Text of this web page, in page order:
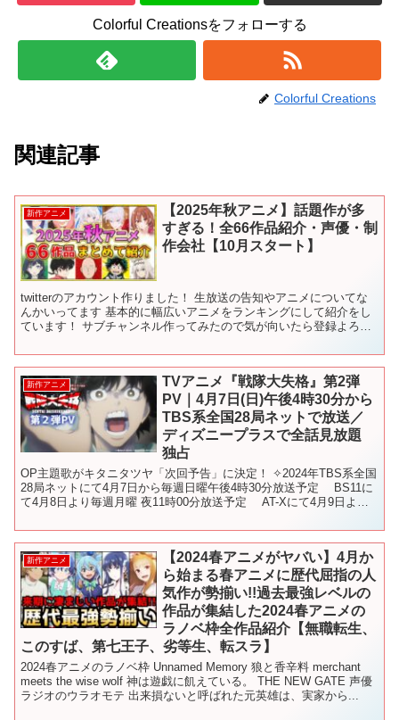
Colorful Creationsをフォローする
Colorful Creations
関連記事
新作アニメ
【2025年秋アニメ】話題作が多
すぎる！全66作品紹介・声優・制
作会社【10月スタート】
twitterのアカウント作りました！ 生放送の告知やアニメについてな
んかいってます 基本的に幅広いアニメをランキングにして紹介をし
ています！ サブチャンネル作ってみたので気が向いたら登録よろし
新作アニメ
TVアニメ『戦隊大失格』第2弾
PV｜4月7日(日)午後4時30分から
TBS系全国28局ネットで放送／
ディズニープラスで全話見放題
独占
OP主題歌がキタニタツヤ「次回予告」に決定！ ✧2024年TBS系全国
28局ネットにて4月7日から毎週日曜午後4時30分放送予定 BS11に
て4月8日より毎週月曜 夜11時00分放送予定 AT-Xにて4月9日より
新作アニメ
【2024春アニメがヤバい】4月か
ら始まる春アニメに歴代屈指の人
気作が勢揃い!!過去最強レベルの
作品が集結した2024春アニメの
ラノベ枠全作品紹介【無職転生、
このすば、第七王子、劣等生、転スラ】
2024春アニメのラノベ枠 Unnamed Memory 狼と香辛料 merchant
meets the wise wolf 神は遊戯に飢えている。 THE NEW GATE 声優
ラジオのウラオモテ 出来損ないと呼ばれた元英雄は、実家から...